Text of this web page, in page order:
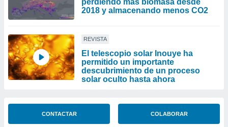
perdiendo más biomasa desde
2018 y almacenando menos CO2
REVISTA
El telescopio solar Inouye ha
permitido un importante
descubrimiento de un proceso
solar oculto hasta ahora
CONTACTAR COLABORAR